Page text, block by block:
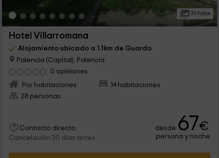
70 Fotos
Hotel Villarromana
Alojamiento ubicado a 1.1km de Guardo
Palencia (Capital), Palencia
0 opiniones
Por habitaciones
14 habitaciones
28 personas
Contacto directo
Cancelación 30 días antes
desde 67€
persona y noche